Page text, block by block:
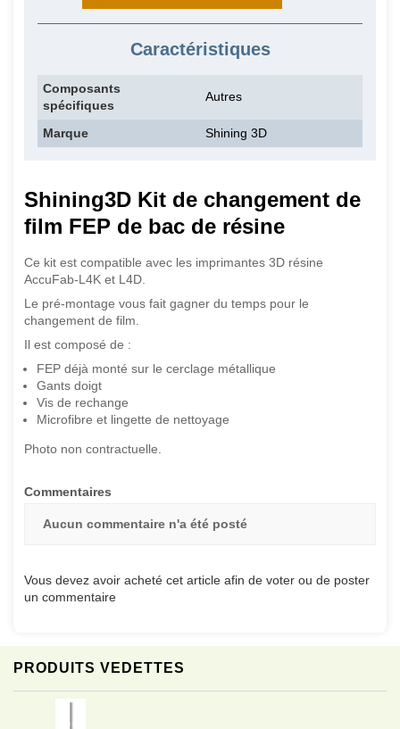
PRODUITS VEDETTES
Caractéristiques
Composants
spécifiques
Autres
Marque Shining 3D
Shining3D Kit de changement de
film FEP de bac de résine
Ce kit est compatible avec les imprimantes 3D résine
AccuFab-L4K et L4D.
Le pré-montage vous fait gagner du temps pour le
changement de film.
Il est composé de :
FEP déjà monté sur le cerclage métallique
Gants doigt
Vis de rechange
Microfibre et lingette de nettoyage
Photo non contractuelle.
Commentaires
Aucun commentaire n'a été posté
Vous devez avoir acheté cet article afin de voter ou de poster
un commentaire